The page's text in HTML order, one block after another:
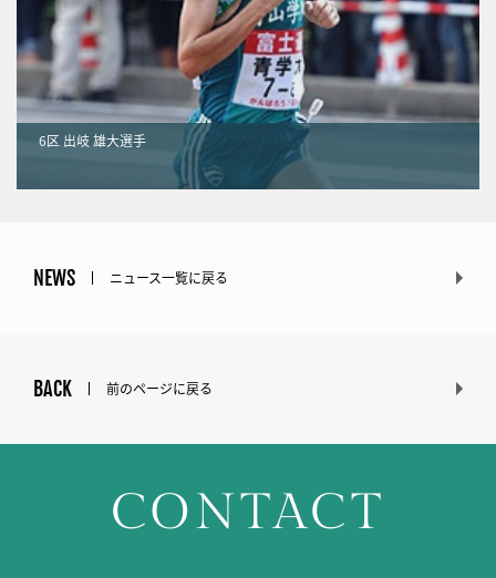
6区 出岐 雄大選手
NEWS ニュース一覧に戻る
BACK 前のページに戻る
CONTACT